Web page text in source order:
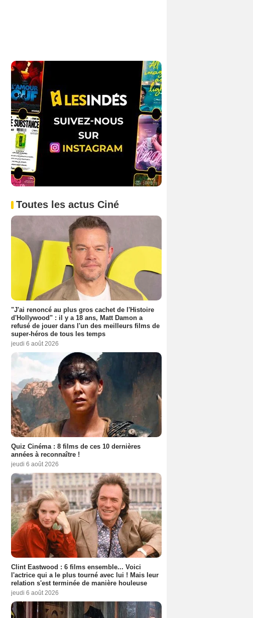
Toutes les actus Ciné
"J'ai renoncé au plus gros cachet de l'Histoire
d'Hollywood" : il y a 18 ans, Matt Damon a
refusé de jouer dans l'un des meilleurs films de
super-héros de tous les temps
jeudi 6 août 2026
Quiz Cinéma : 8 films de ces 10 dernières
années à reconnaître !
jeudi 6 août 2026
Clint Eastwood : 6 films ensemble... Voici
l'actrice qui a le plus tourné avec lui ! Mais leur
relation s'est terminée de manière houleuse
jeudi 6 août 2026